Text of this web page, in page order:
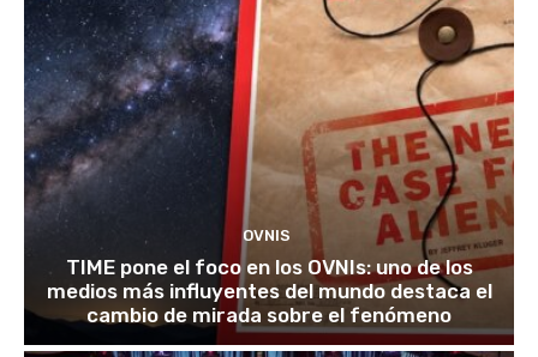
OVNIS
TIME pone el foco en los OVNIs: uno de los
medios más influyentes del mundo destaca el
cambio de mirada sobre el fenómeno